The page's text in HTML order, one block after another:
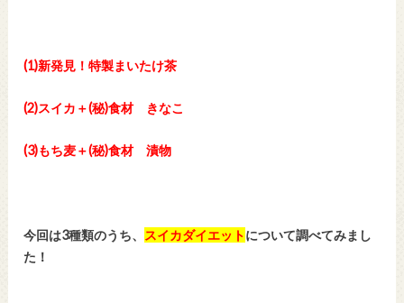
(1)新発見！特製まいたけ茶
(2)スイカ＋(秘)食材 きなこ
(3)もち麦＋(秘)食材 漬物
今回は3種類のうち、 スイカダイエットについて調べてみまし
た！